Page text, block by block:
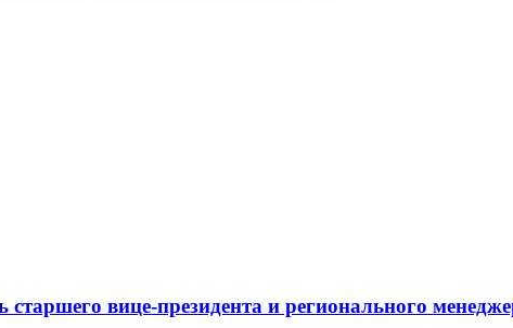
вице-президента и регионального